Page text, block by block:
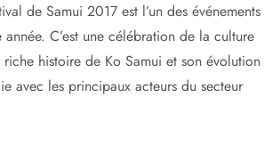
de Samui 2017 est l’un des événements
C’est une célébration de la culture
histoire de Ko Samui et son évolution
avec les principaux acteurs du secteur